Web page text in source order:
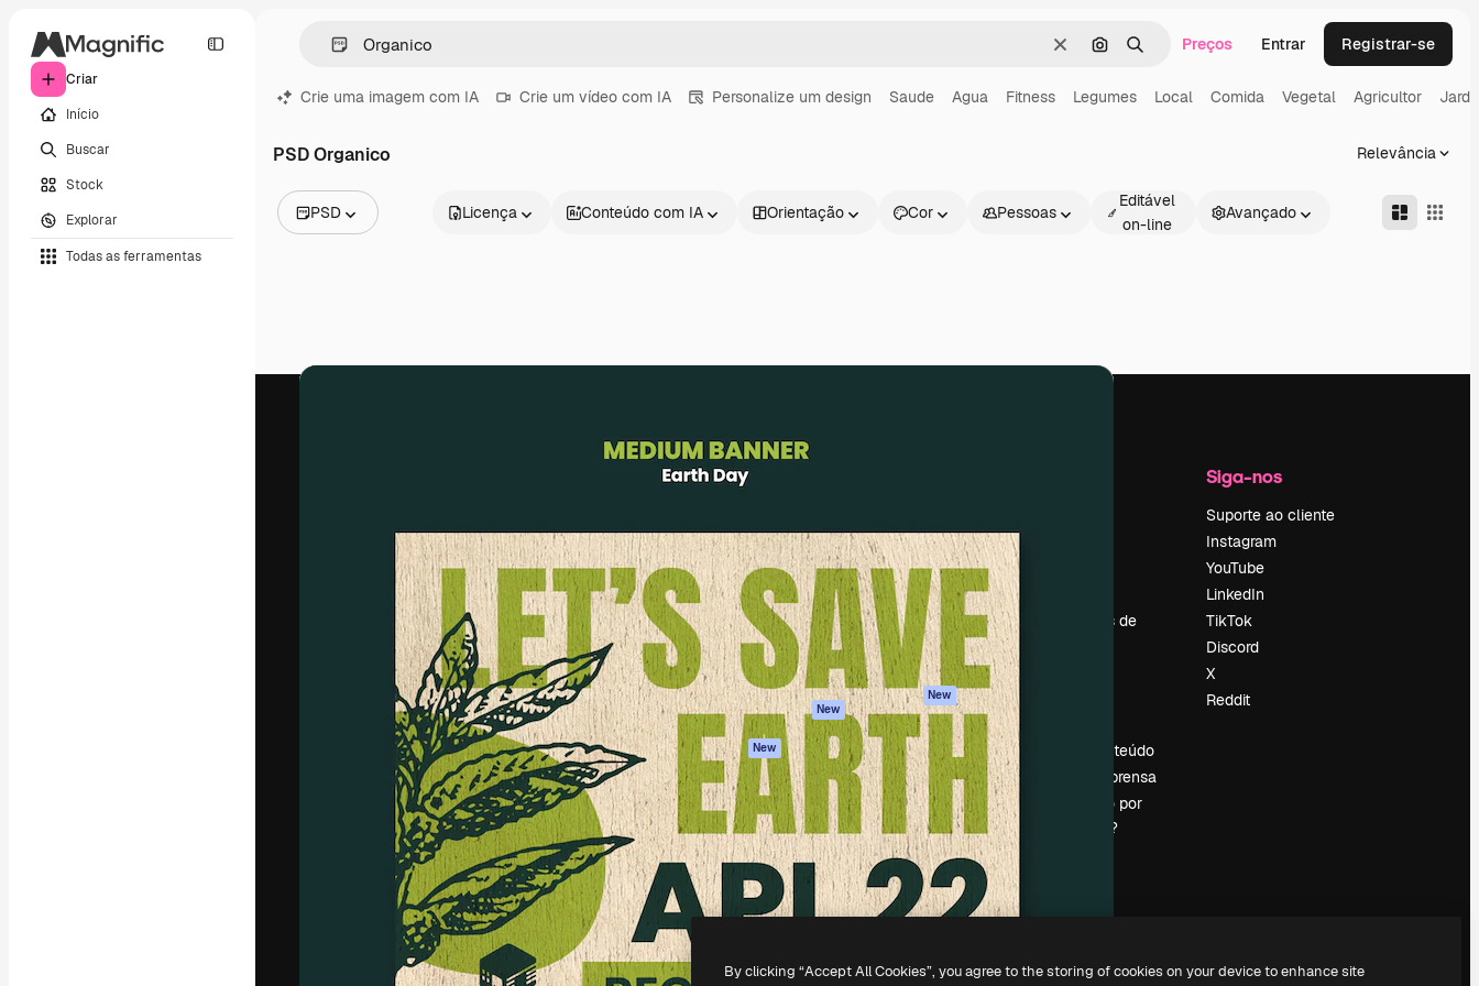
Criar
Início
Buscar
Stock
Explorar
Todas as ferramentas
LimparPesquisar por imagem
BuscarPreços Entrar Registrar-se
Crie uma imagem com IA Crie um vídeo com IA Personalize um design Saude Agua Fitness Legumes Local Comida Vegetal Agricultor
PSD Organico Relevância
PSD
Vídeos
Licença Conteúdo com IA Orientação Cor Pessoas
Editável
on-line
Avançado
seu melhor trabalho. Mais de 1 milhão de
assinantes entre criativos, empresas,
agências e estúdios.
Português
Produtos
Assistente de IA
Gerador de
imagens
Gerador de vídeos
Texto para voz
Conteúdo de stock
MCP para
Claude/ChatGPT
New
Agentes New
API
App móvel
Todas as
ferramentas
Documentação
Atendimento
Termos e
condições
Política de
privacidade
Originais New
Política de cookies
Central de
confiabilidade
Afiliados
Empresas
Tendências de
Vender conteúdo
Sala de imprensa
Procurando por
magnific.ai?
Siga-nos
Suporte ao cliente
Instagram
YouTube
LinkedIn
TikTok
Discord
X
Reddit
Copyright © 2010-2026 Freepik Company S.L.U.Todos os direitos reservados.
By clicking “Accept All Cookies”, you agree to the storing of cookies on your device to enhance site